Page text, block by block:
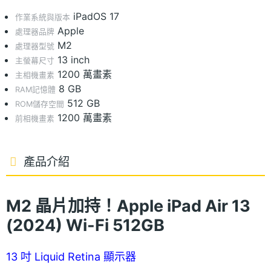
作業系統與版本 iPadOS 17
處理器品牌 Apple
處理器型號 M2
主螢幕尺寸 13 inch
主相機畫素 1200 萬畫素
RAM記憶體 8 GB
ROM儲存空間 512 GB
前相機畫素 1200 萬畫素
產品介紹
M2 晶片加持！Apple iPad Air 13
(2024) Wi-Fi 512GB
13 吋 Liquid Retina 顯示器